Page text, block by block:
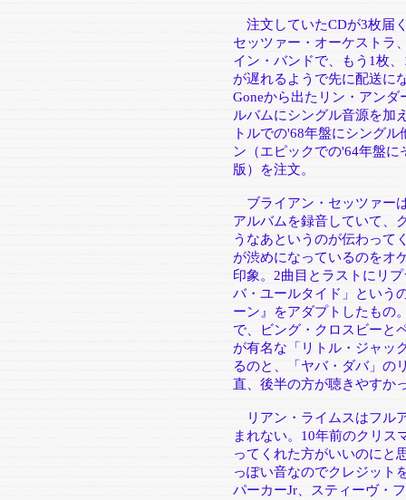
注文していたCDが3枚届
セッツァー・オーケストラ
イン・バンドで、もう1枚
が遅れるようで先に配送に
Goneから出たリン・アン
ルバムにシングル音源を加
トルでの'68年盤にシング
ン（エピックでの'64年盤
版）を注文。
ブライアン・セッツァー
アルバムを録音していて、
うなあというのが伝わって
が渋めになっているのをオ
印象。2曲目とラストにリ
バ・ユールタイド」という
ーン』をアダプトしたもの
で、ビング・クロスビーと
が有名な「リトル・ジャッ
るのと、「ヤバ・ダバ」の
直、後半の方が聴きやすか
リアン・ライムスはフル
まれない。10年前のクリス
ってくれた方がいいのにと
っぽい音なのでクレジット
パーカーJr、スティーヴ・